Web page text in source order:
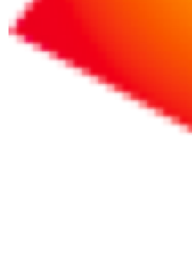
続きをお読みになるにはログインが
ID（メールアドレス）